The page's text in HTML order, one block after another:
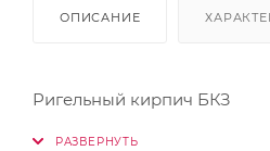
ОПИСАНИЕ
Ригельный кирпич БКЗ